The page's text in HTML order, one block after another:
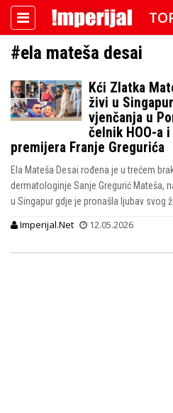
DETEKTOR
FOTO
IMPERIJAL VIDEO
IMPERIJAL & FREETIME
IMPERIJALOVE
#ela mateša desai
Kći Zlatka
živi u
vjenčanja u
čelnik HOO-a
premijera Franje Gregurića
Ela Mateša Desai rođena je u trećem
dermatologinje Sanje Gregurić Mateša,
u Singapur gdje je pronašla ljubav svog
Imperijal.Net 12.05.2026